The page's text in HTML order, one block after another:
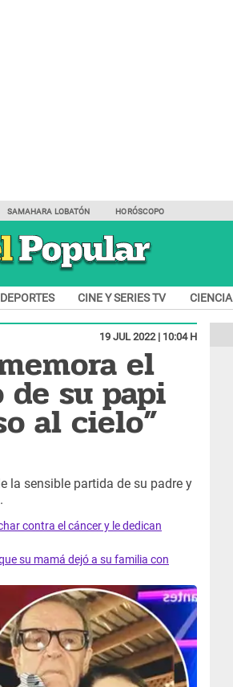
SAMAHARA LOBATÓN HORÓSCOPO
DEPORTES CINE Y SERIES TV CIENCIA
19 JUL 2022 | 10:04 H
el
su papi
al cielo”
la sensible partida de su padre y
contra el cáncer y le dedican
su mamá dejó a su familia con